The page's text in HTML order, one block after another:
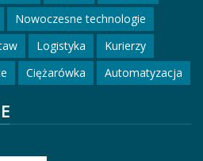
Nowoczesne technologie
Logistyka
Kurierzy
Ciężarówka Automatyzacja